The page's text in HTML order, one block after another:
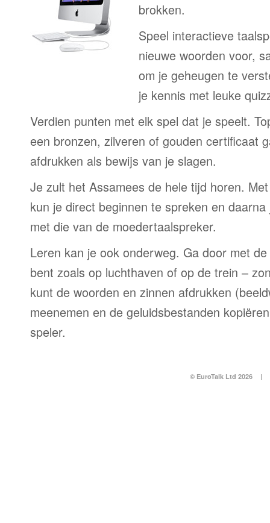
brokken.
Speel interactieve
nieuwe woorden voor,
om je geheugen te
je kennis met leuke
Verdien punten met elk spel dat je speelt.
een bronzen, zilveren of gouden certificaat
afdrukken als bewijs van je slagen.
Je zult het Assamees de hele tijd horen.
kun je direct beginnen te spreken en
met die van de moedertaalspreker.
Leren kan je ook onderweg. Ga door met
bent zoals op luchthaven of op de trein –
kunt de woorden en zinnen afdrukken
meenemen en de geluidsbestanden
speler.
© EuroTalk Ltd 2026 |